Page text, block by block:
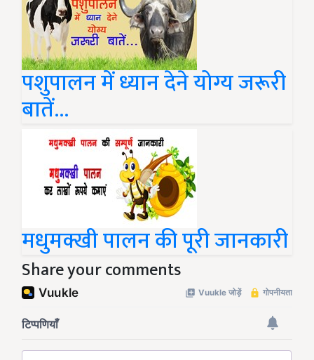
पशुपालन में ध्यान देने योग्य जरूरी
बातें...
मधुमक्खी पालन की पूरी जानकारी
Share your comments